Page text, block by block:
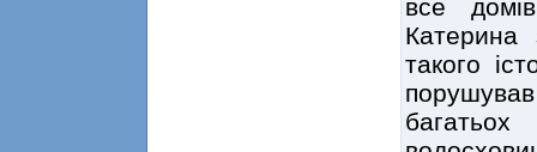
все
такого